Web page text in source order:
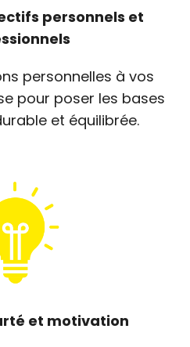
personnels et
personnelles à vos
pour poser les bases
et équilibrée.
et motivation